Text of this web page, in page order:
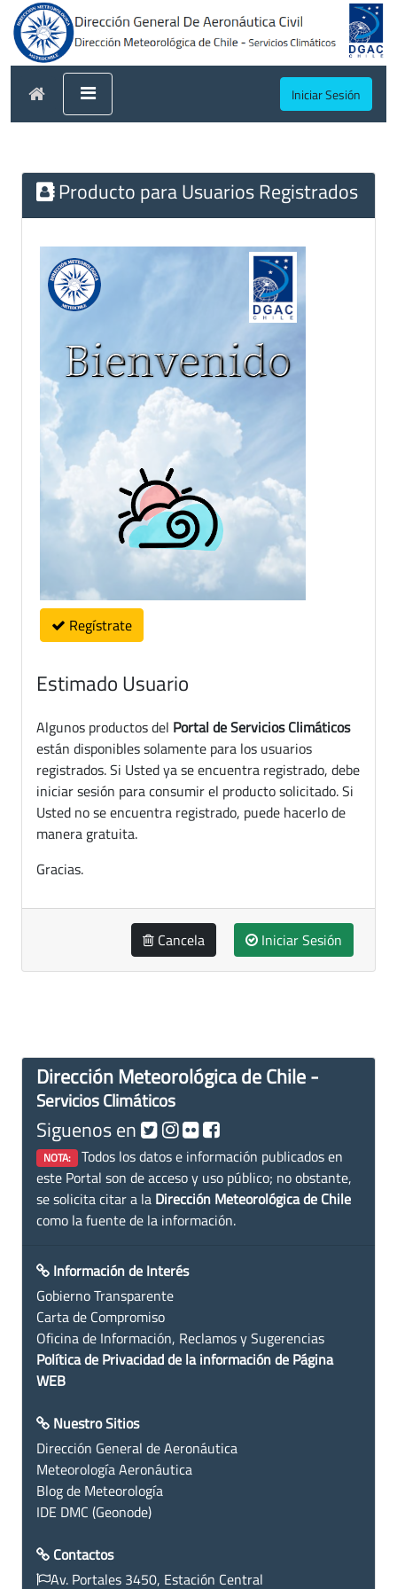
Iniciar Sesión
Producto para Usuarios Registrados
Regístrate
Estimado Usuario
Algunos productos del Portal de Servicios Climáticos
están disponibles solamente para los usuarios
registrados. Si Usted ya se encuentra registrado, debe
iniciar sesión para consumir el producto solicitado. Si
Usted no se encuentra registrado, puede hacerlo de
manera gratuita.
Gracias.
Cancela Iniciar Sesión
Dirección Meteorológica de Chile -
Servicios Climáticos
Siguenos en
NOTA: Todos los datos e información publicados en
este Portal son de acceso y uso público; no obstante,
se solicita citar a la Dirección Meteorológica de Chile
como la fuente de la información.
Información de Interés
Gobierno Transparente
Carta de Compromiso
Oficina de Información, Reclamos y Sugerencias
Política de Privacidad de la información de Página
WEB
Nuestro Sitios
Dirección General de Aeronáutica
Meteorología Aeronáutica
Blog de Meteorología
IDE DMC (Geonode)
Contactos
Av. Portales 3450, Estación Central